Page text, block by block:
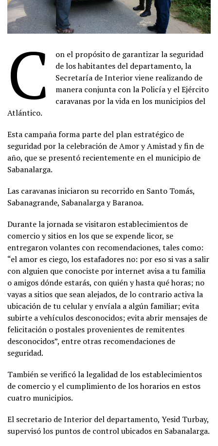
C
on el propósito de garantizar la seguridad
de los habitantes del departamento, la
Secretaría de Interior viene realizando de
manera conjunta con la Policía y el Ejército
caravanas por la vida en los municipios del
Atlántico.
Esta campaña forma parte del plan estratégico de
seguridad por la celebración de Amor y Amistad y fin de
año, que se presentó recientemente en el municipio de
Sabanalarga.
Las caravanas iniciaron su recorrido en Santo Tomás,
Sabanagrande, Sabanalarga y Baranoa.
Durante la jornada se visitaron establecimientos de
comercio y sitios en los que se expende licor, se
entregaron volantes con recomendaciones, tales como:
“el amor es ciego, los estafadores no: por eso si vas a salir
con alguien que conociste por internet avisa a tu familia
o amigos dónde estarás, con quién y hasta qué horas; no
vayas a sitios que sean alejados, de lo contrario activa la
ubicación de tu celular y envíala a algún familiar; evita
subirte a vehículos desconocidos; evita abrir mensajes de
felicitación o postales provenientes de remitentes
desconocidos”, entre otras recomendaciones de
seguridad.
También se verificó la legalidad de los establecimientos
de comercio y el cumplimiento de los horarios en estos
cuatro municipios.
El secretario de Interior del departamento, Yesid Turbay,
supervisó los puntos de control ubicados en Sabanalarga.